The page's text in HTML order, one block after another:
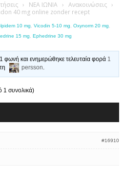
› ΝΕΑ ΙΩΝΙΑ › Ανακοινώσεις ›
40 mg online zonder recept
10 mg Vicodin 5-10 mg Oxynorm 20 mg
15 mg Ephedrine 30 mg
φωνή και ενημερώθηκε τελευταία φορά 1
persson.
1 συνολικά)
#16910